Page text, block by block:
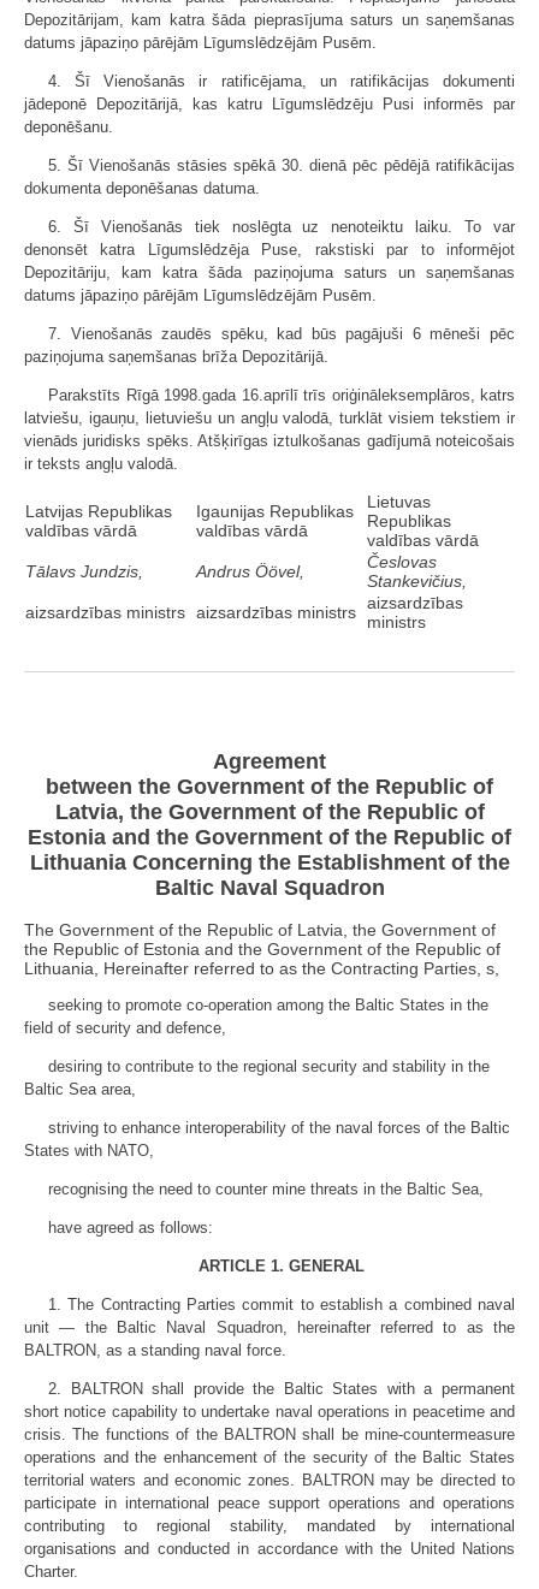
Depozitārijam, kam katra šāda pieprasījuma saturs un saņemšanas
datums jāpaziņo pārējām Līgumslēdzējām Pusēm.
4. Šī Vienošanās ir ratificējama, un ratifikācijas dokumenti
jādeponē Depozitārijā, kas katru Līgumslēdzēju Pusi informēs par
deponēšanu.
5. Šī Vienošanās stāsies spēkā 30. dienā pēc pēdējā ratifikācijas
dokumenta deponēšanas datuma.
6. Šī Vienošanās tiek noslēgta uz nenoteiktu laiku. To var
denonsēt katra Līgumslēdzēja Puse, rakstiski par to informējot
Depozitāriju, kam katra šāda paziņojuma saturs un saņemšanas
datums jāpaziņo pārējām Līgumslēdzējām Pusēm.
7. Vienošanās zaudēs spēku, kad būs pagājuši 6 mēneši pēc
paziņojuma saņemšanas brīža Depozitārijā.
Parakstīts Rīgā 1998.gada 16.aprīlī trīs oriģināleksemplāros, katrs
latviešu, igauņu, lietuviešu un angļu valodā, turklāt visiem tekstiem ir
vienāds juridisks spēks. Atšķirīgas iztulkošanas gadījumā noteicošais
ir teksts angļu valodā.
Latvijas Republikas
valdības vārdā
Igaunijas Republikas
valdības vārdā
Lietuvas
Republikas
valdības vārdā
Tālavs Jundzis,
Andrus Öövel,
Česlovas
Stankevičius,
aizsardzības ministrs aizsardzības ministrs aizsardzības
ministrs
Agreement
between the Government of the Republic of
Latvia, the Government of the Republic of
Estonia and the Government of the Republic of
Lithuania Concerning the Establishment of the
Baltic Naval Squadron
The Government of the Republic of Latvia, the Government of
the Republic of Estonia and the Government of the Republic of
Lithuania, Hereinafter referred to as the Contracting Parties, s,
seeking to promote co-operation among the Baltic States in the
field of security and defence,
desiring to contribute to the regional security and stability in the
Baltic Sea area,
striving to enhance interoperability of the naval forces of the Baltic
States with NATO,
recognising the need to counter mine threats in the Baltic Sea,
have agreed as follows:
ARTICLE 1. GENERAL
1. The Contracting Parties commit to establish a combined naval
unit — the Baltic Naval Squadron, hereinafter referred to as the
BALTRON, as a standing naval force.
2. BALTRON shall provide the Baltic States with a permanent
short notice capability to undertake naval operations in peacetime and
crisis. The functions of the BALTRON shall be mine-countermeasure
operations and the enhancement of the security of the Baltic States
territorial waters and economic zones. BALTRON may be directed to
participate in international peace support operations and operations
contributing to regional stability, mandated by international
organisations and conducted in accordance with the United Nations
Charter.